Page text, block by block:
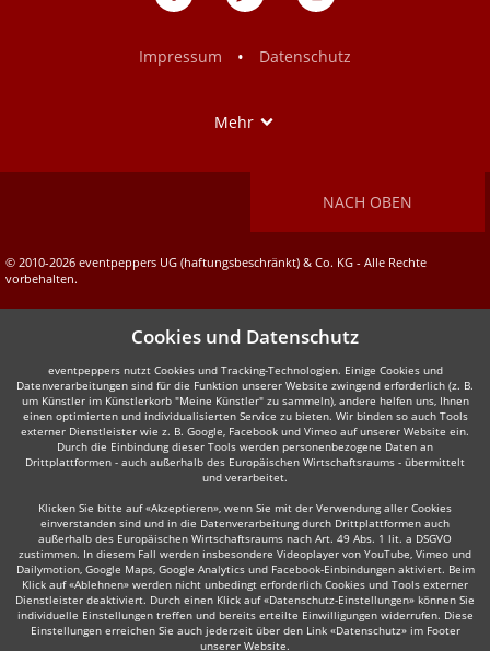
Impressum
• Datenschutz
Mehr
NACH OBEN
© 2010-2026 eventpeppers UG (haftungsbeschränkt) & Co. KG - Alle Rechte
vorbehalten.
Cookies und Datenschutz
eventpeppers nutzt Cookies und Tracking-Technologien. Einige Cookies und
Datenverarbeitungen sind für die Funktion unserer Website zwingend erforderlich (z. B.
um Künstler im Künstlerkorb "Meine Künstler" zu sammeln), andere helfen uns, Ihnen
einen optimierten und individualisierten Service zu bieten. Wir binden so auch Tools
externer Dienstleister wie z. B. Google, Facebook und Vimeo auf unserer Website ein.
Durch die Einbindung dieser Tools werden personenbezogene Daten an
Drittplattformen - auch außerhalb des Europäischen Wirtschaftsraums - übermittelt
und verarbeitet.
Klicken Sie bitte auf «Akzeptieren», wenn Sie mit der Verwendung aller Cookies
einverstanden sind und in die Datenverarbeitung durch Drittplattformen auch
außerhalb des Europäischen Wirtschaftsraums nach Art. 49 Abs. 1 lit. a DSGVO
zustimmen. In diesem Fall werden insbesondere Videoplayer von YouTube, Vimeo und
Dailymotion, Google Maps, Google Analytics und Facebook-Einbindungen aktiviert. Beim
Klick auf «Ablehnen» werden nicht unbedingt erforderlich Cookies und Tools externer
Dienstleister deaktiviert. Durch einen Klick auf «Datenschutz-Einstellungen» können Sie
individuelle Einstellungen treffen und bereits erteilte Einwilligungen widerrufen. Diese
Einstellungen erreichen Sie auch jederzeit über den Link «Datenschutz» im Footer
unserer Website.